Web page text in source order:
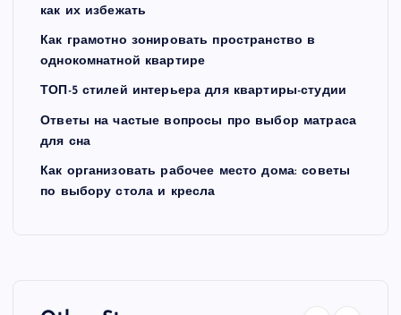
как их избежать
Как грамотно зонировать пространство в
однокомнатной квартире
ТОП-5 стилей интерьера для квартиры-студии
Ответы на частые вопросы про выбор матраса
для сна
Как организовать рабочее место дома: советы
по выбору стола и кресла